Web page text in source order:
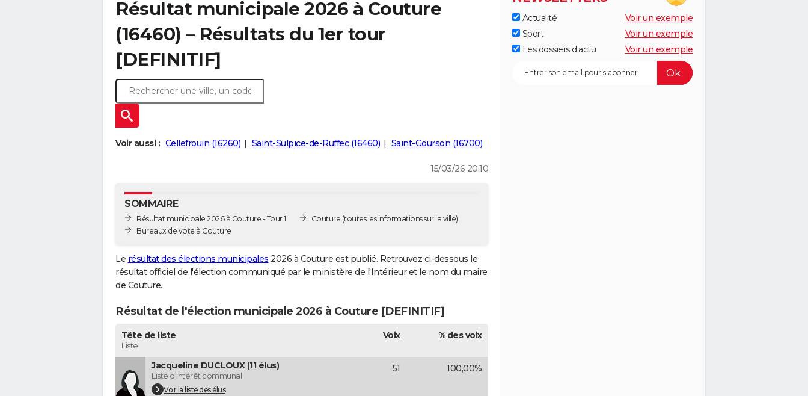
Résultat municipale 2026 à Couture
(16460) – Résultats du 1er tour
[DEFINITIF]
Voir aussi : Cellefrouin (16260) Saint-Sulpice-de-Ruffec (16460) Saint-Gourson (16700)
15/03/26 20:10
SOMMAIRE
Résultat municipale 2026 à Couture - Tour 1
Bureaux de vote à Couture
Couture (toutes les informations sur la ville)
Le résultat des élections municipales 2026 à Couture est publié. Retrouvez ci-dessous le
résultat officiel de l'élection communiqué par le ministère de l'Intérieur et le nom du maire
de Couture.
Résultat de l'élection municipale 2026 à Couture [DEFINITIF]
Tête de liste
Liste
Voix % des voix
Jacqueline DUCLOUX (11 élus)
Liste d'intérêt communal
Voir la liste des élus
51 100,00%
Actualité
Voir un exemple
Sport
Voir un exemple
Les dossiers d'actu
Voir un exemple